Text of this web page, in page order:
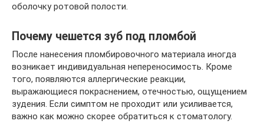
оболочку ротовой полости.
Почему чешется зуб под пломбой
После нанесения пломбировочного материала иногда
возникает индивидуальная непереносимость. Кроме
того, появляются аллергические реакции,
выражающиеся покраснением, отечностью, ощущением
зудения. Если симптом не проходит или усиливается,
важно как можно скорее обратиться к стоматологу.